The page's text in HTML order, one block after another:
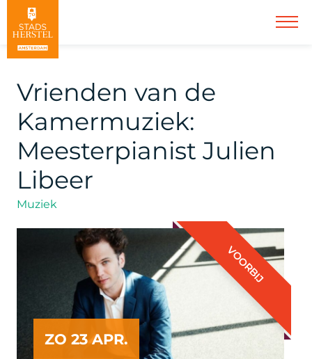
Vrienden van de
Kamermuziek:
Meesterpianist Julien
Libeer
Muziek
ZO 23 APR.
VOORBIJ